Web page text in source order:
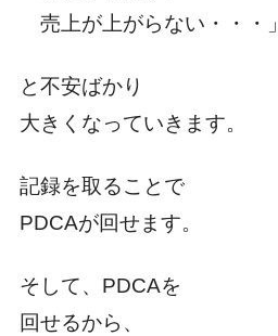
売上が上がらない・・・」
と不安ばかり
大きくなっていきます。
記録を取ることで
PDCAが回せます。
そして、PDCAを
回せるから、